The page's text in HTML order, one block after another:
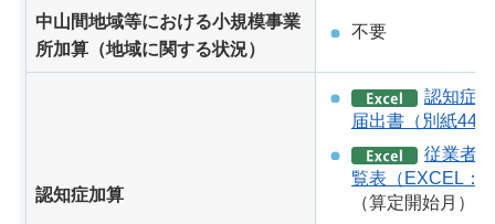
中山間地域等における小規模事業
所加算（地域に関する状況）
不要
認知症加算
認知症
届出書（別紙44
従業者
覧表（EXCEL：
（算定開始月）